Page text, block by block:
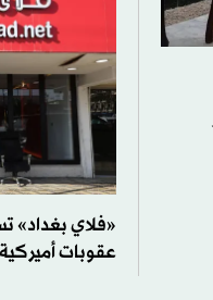
«فلاي بغداد»
عقوبات أميركية